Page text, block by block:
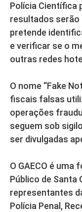
Polícia Científica
resultados serão
pretende
e verificar se o
outras redes
O nome “Fake
fiscais falsas
operações
seguem sob
ser divulgadas
O GAECO é
Público de
representantes
Polícia Penal,